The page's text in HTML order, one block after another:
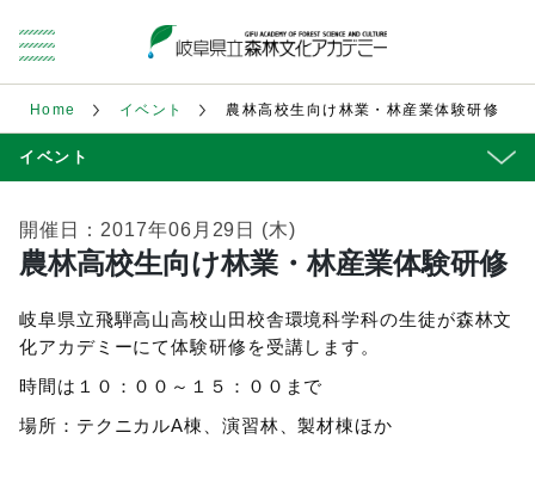
Home イベント 農林高校生向け林業・林産業体験研修
イベント
開催日：2017年06月29日 (木)
農林高校生向け林業・林産業体験研修
岐阜県立飛騨高山高校山田校舎環境科学科の生徒が森林文
化アカデミーにて体験研修を受講します。
時間は１０：００～１５：００まで
場所：テクニカルA棟、演習林、製材棟ほか